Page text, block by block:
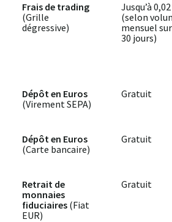
Frais de trading
(Grille
dégressive)
Jusqu’à
(selon
mensuel sur
30 jours)
Dépôt en Euros
(Virement SEPA)
Gratuit
Dépôt en Euros
(Carte bancaire)
Gratuit
Retrait de
monnaies
fiduciaires (Fiat
EUR)
Gratuit